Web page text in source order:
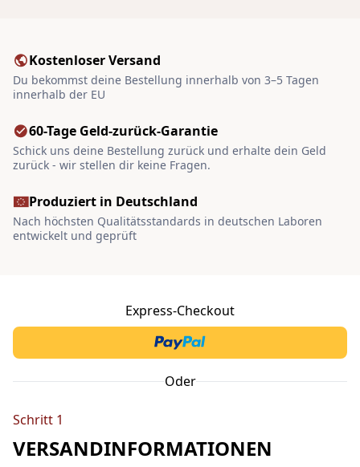
Kostenloser Versand
Du bekommst deine Bestellung innerhalb von 3–5 Tagen
innerhalb der EU
60-Tage Geld-zurück-Garantie
Schick uns deine Bestellung zurück und erhalte dein Geld
zurück - wir stellen dir keine Fragen.
Produziert in Deutschland
Nach höchsten Qualitätsstandards in deutschen Laboren
entwickelt und geprüft
Express-Checkout
Oder
Schritt 1
VERSANDINFORMATIONEN